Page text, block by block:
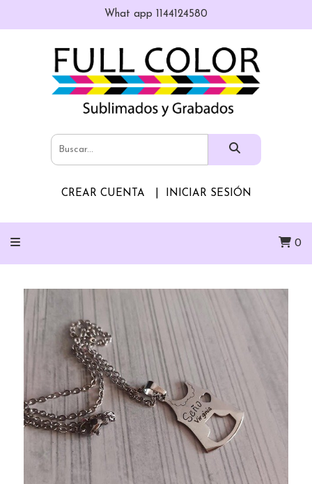
What app 1144124580
CREAR CUENTA INICIAR SESIÓN
0